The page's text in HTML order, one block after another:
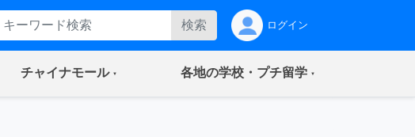
検索 ログイン
チャイナモール(current) 各地の学校・プチ留学(current)